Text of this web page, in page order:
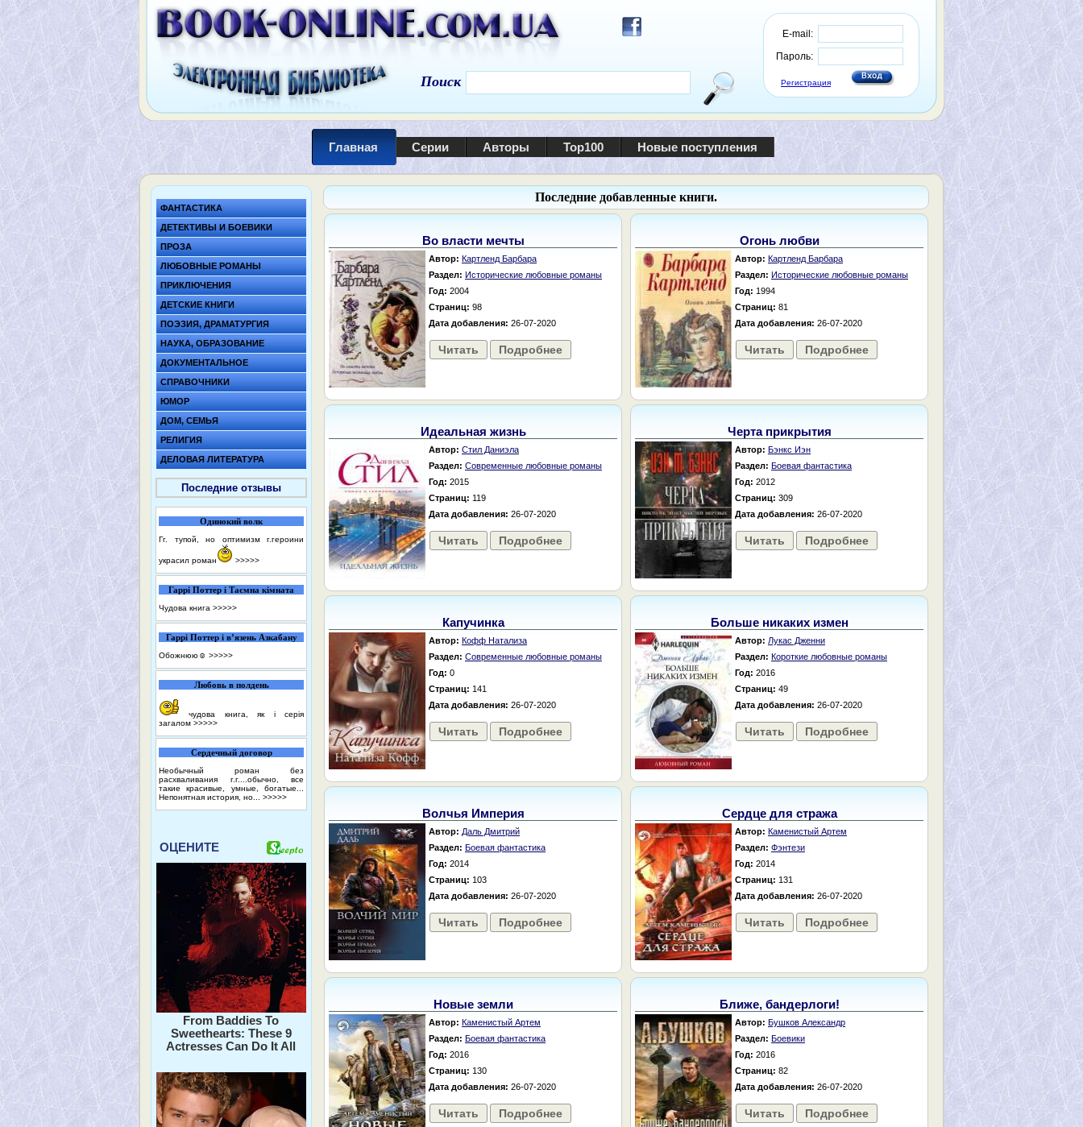
E-mail:
Пароль:
Регистрация
Поиск
Главная Серии Авторы Top100 Новые поступления
ФАНТАСТИКА
ДЕТЕКТИВЫ И БОЕВИКИ
ПРОЗА
ЛЮБОВНЫЕ РОМАНЫ
ПРИКЛЮЧЕНИЯ
ДЕТСКИЕ КНИГИ
ПОЭЗИЯ, ДРАМАТУРГИЯ
НАУКА, ОБРАЗОВАНИЕ
ДОКУМЕНТАЛЬНОЕ
СПРАВОЧНИКИ
ЮМОР
ДОМ, СЕМЬЯ
РЕЛИГИЯ
ДЕЛОВАЯ ЛИТЕРАТУРА
Последние отзывы
Одинокий волк
Гг. тупой, но оптимизм г.героини
украсил роман >>>>>
Гаррі Поттер і Таємна кімната
Чудова книга >>>>>
Гаррі Поттер і в’язень Азкабану
Обожнюю☺️ >>>>>
Любовь в полдень
чудова книга, як і серія
загалом >>>>>
Сердечный договор
Необычный роман без
расхваливания г.г....обычно, все
такие красивые, умные, богатые...
Непонятная история, но... >>>>>
ОЦЕНИТЕ
From Baddies To
Sweethearts: These 9
Actresses Can Do It All
Последние добавленные книги.
Во власти мечты
Автор: Картленд Барбара
Раздел: Исторические любовные романы
Год: 2004
Страниц: 98
Дата добавления: 26-07-2020
Читать Подробнее
Огонь любви
Автор: Картленд Барбара
Раздел: Исторические любовные романы
Год: 1994
Страниц: 81
Дата добавления: 26-07-2020
Читать Подробнее
Идеальная жизнь
Автор: Стил Даниэла
Раздел: Современные любовные романы
Год: 2015
Страниц: 119
Дата добавления: 26-07-2020
Читать Подробнее
Черта прикрытия
Автор: Бэнкс Иэн
Раздел: Боевая фантастика
Год: 2012
Страниц: 309
Дата добавления: 26-07-2020
Читать Подробнее
Капучинка
Автор: Кофф Натализа
Раздел: Современные любовные романы
Год: 0
Страниц: 141
Дата добавления: 26-07-2020
Читать Подробнее
Больше никаких измен
Автор: Лукас Дженни
Раздел: Короткие любовные романы
Год: 2016
Страниц: 49
Дата добавления: 26-07-2020
Читать Подробнее
Волчья Империя
Автор: Даль Дмитрий
Раздел: Боевая фантастика
Год: 2014
Страниц: 103
Дата добавления: 26-07-2020
Читать Подробнее
Сердце для стража
Автор: Каменистый Артем
Раздел: Фэнтези
Год: 2014
Страниц: 131
Дата добавления: 26-07-2020
Читать Подробнее
Новые земли
Автор: Каменистый Артем
Раздел: Боевая фантастика
Год: 2016
Страниц: 130
Дата добавления: 26-07-2020
Читать Подробнее
Ближе, бандерлоги!
Автор: Бушков Александр
Раздел: Боевики
Год: 2016
Страниц: 82
Дата добавления: 26-07-2020
Читать Подробнее